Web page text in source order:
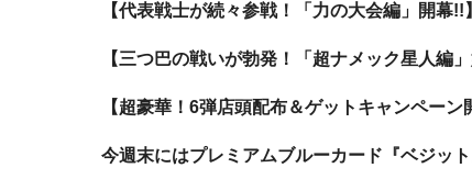
【代表戦士が続々参戦！「力の大会編」開幕!!】
【三つ巴の戦いが勃発！「超ナメック星人編」
【超豪華！6弾店頭配布＆ゲットキャンペーン
今週末にはプレミアムブルーカード『ベジッ